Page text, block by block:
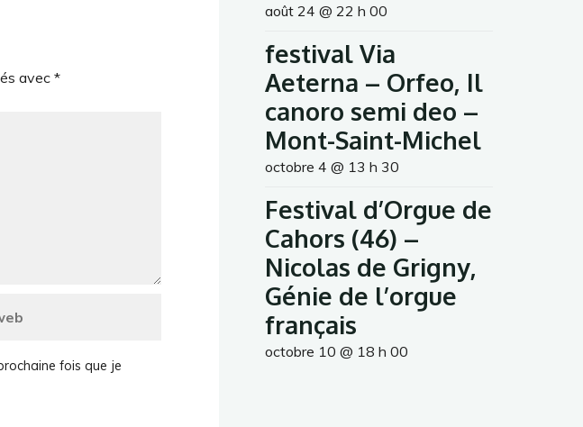
avec *
fois que je
août 24 @ 22 h 00
festival Via
Aeterna – Orfeo, Il
canoro semi deo –
Mont-Saint-Michel
octobre 4 @ 13 h 30
Festival d’Orgue de
Cahors (46) –
Nicolas de Grigny,
Génie de l’orgue
français
octobre 10 @ 18 h 00